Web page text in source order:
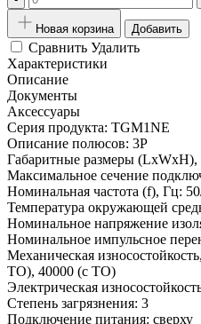
Новая корзина Добавить
Сравнить Удалить
Характеристики
Описание
Документы
Аксессуары
Серия продукта: TGM1NE
Описание полюсов: 3P
Габаритные размеры (LxWxH),
Максимальное сечение
Номинальная частота (f), Гц:
Температура окружающей
Номинальное напряжение
Номинальное импульсное
Механическая
ТО), 40000 (c ТО)
Электрическая
Степень загрязнения: 3
Подключение питания: сверху